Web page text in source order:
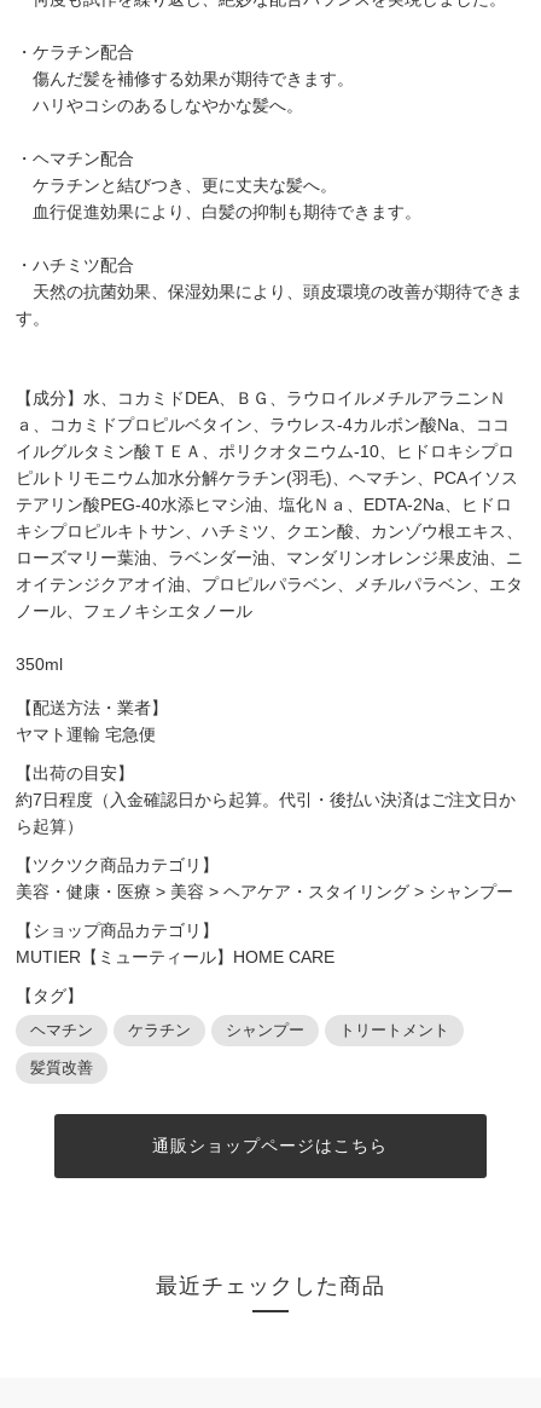
・ケラチン配合
傷んだ髪を補修する効果が期待できます。
ハリやコシのあるしなやかな髪へ。
・ヘマチン配合
ケラチンと結びつき、更に丈夫な髪へ。
血行促進効果により、白髪の抑制も期待できます。
・ハチミツ配合
天然の抗菌効果、保湿効果により、頭皮環境の改善が期待できま
す。
【成分】水、コカミドDEA、ＢＧ、ラウロイルメチルアラニンＮ
ａ、コカミドプロピルベタイン、ラウレス-4カルボン酸Na、ココ
イルグルタミン酸ＴＥＡ、ポリクオタニウム-10、ヒドロキシプロ
ピルトリモニウム加水分解ケラチン(羽毛)、ヘマチン、PCAイソス
テアリン酸PEG-40水添ヒマシ油、塩化Ｎａ、EDTA-2Na、ヒドロ
キシプロピルキトサン、ハチミツ、クエン酸、カンゾウ根エキス、
ローズマリー葉油、ラベンダー油、マンダリンオレンジ果皮油、ニ
オイテンジクアオイ油、プロピルパラベン、メチルパラベン、エタ
ノール、フェノキシエタノール
350ml
【配送方法・業者】
ヤマト運輸 宅急便
【出荷の目安】
約7日程度（入金確認日から起算。代引・後払い決済はご注文日か
ら起算）
【ツクツク商品カテゴリ】
美容・健康・医療 > 美容 >ヘアケア・スタイリング > シャンプー
【ショップ商品カテゴリ】
MUTIER【ミューティール】HOME CARE
【タグ】
ヘマチン ケラチン シャンプー トリートメント
髪質改善
通販ショップページはこちら
最近チェックした商品